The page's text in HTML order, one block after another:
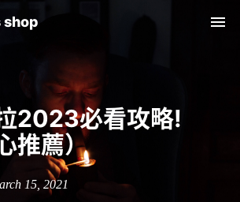
shop
2023必看攻略!
推薦）
15, 2021